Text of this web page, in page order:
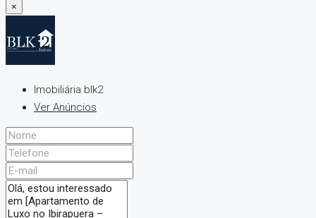
×
Imobiliária blk2
Ver Anúncios